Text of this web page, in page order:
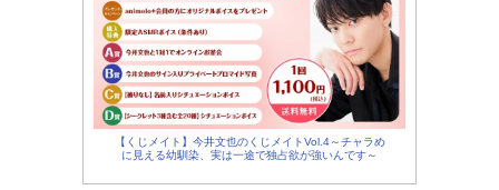
【くじメイト】今井文也のくじメイトVol.4～チャラめ
に見える幼馴染、実は一途で独占欲が強いんです～